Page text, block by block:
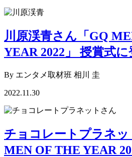
川原渓青さん「GQ
YEAR 2022」 授賞式に
By エンタメ取材班 相川 圭
2022.11.30
チョコレートプラネ
MEN OF THE YEAR